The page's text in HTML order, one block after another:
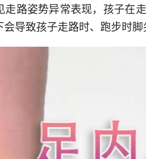
走路姿势异常表现，孩子在
导致孩子走路时、跑步时脚